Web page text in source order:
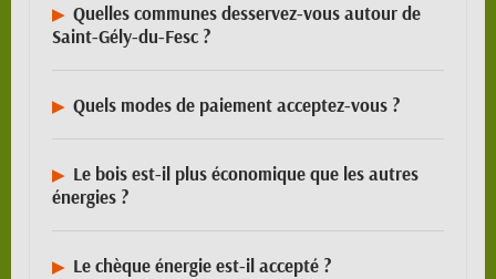
Quelles communes desservez-vous autour de
Saint-Gély-du-Fesc ?
Quels modes de paiement acceptez-vous ?
Le bois est-il plus économique que les autres
énergies ?
Le chèque énergie est-il accepté ?